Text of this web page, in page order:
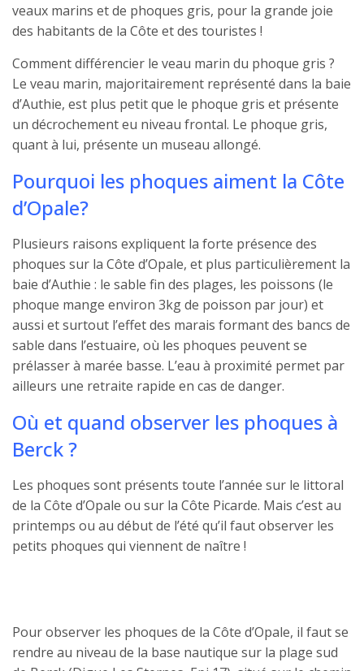
veaux marins et de phoques gris, pour la grande joie
des habitants de la Côte et des touristes !
Comment différencier le veau marin du phoque gris ?
Le veau marin, majoritairement représenté dans la baie
d’Authie, est plus petit que le phoque gris et présente
un décrochement eu niveau frontal. Le phoque gris,
quant à lui, présente un museau allongé.
Pourquoi les phoques aiment la Côte
d’Opale?
Plusieurs raisons expliquent la forte présence des
phoques sur la Côte d’Opale, et plus particulièrement la
baie d’Authie : le sable fin des plages, les poissons (le
phoque mange environ 3kg de poisson par jour) et
aussi et surtout l’effet des marais formant des bancs de
sable dans l’estuaire, où les phoques peuvent se
prélasser à marée basse. L’eau à proximité permet par
ailleurs une retraite rapide en cas de danger.
Où et quand observer les phoques à
Berck ?
Les phoques sont présents toute l’année sur le littoral
de la Côte d’Opale ou sur la Côte Picarde. Mais c’est au
printemps ou au début de l’été qu’il faut observer les
petits phoques qui viennent de naître !
Pour observer les phoques de la Côte d’Opale, il faut se
rendre au niveau de la base nautique sur la plage sud